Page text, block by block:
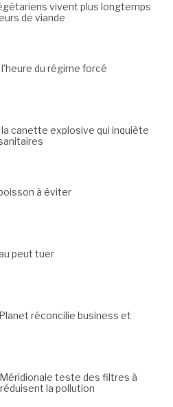
vivent plus longtemps
de viande
du régime forcé
la canette explosive qui inquiète
à éviter
peut tuer
réconcilie business et
teste des filtres à
la pollution